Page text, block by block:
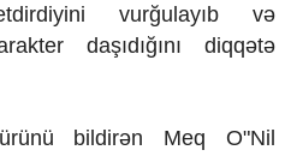
vurğulayıb və
daşıdığını diqqətə
bildirən Meq O"Nil